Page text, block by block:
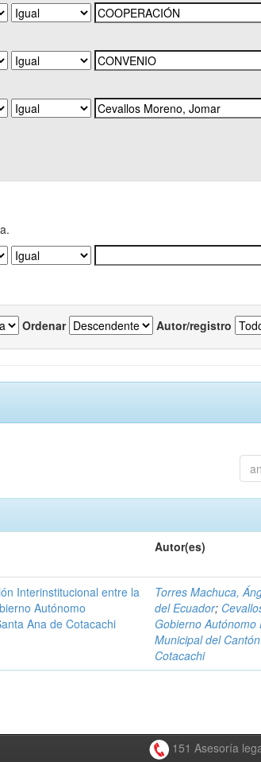
Ordenar Autor/registro
Autor(es)
Interinstitucional entre la
Autónomo
Ana de Cotacachi
Torres Machuca,
del Ecuador;
Gobierno Autónomo
Municipal del
Cotacachi
151 Asesoría